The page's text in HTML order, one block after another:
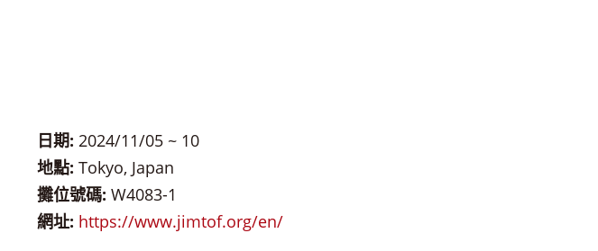
日期: 2024/11/05 ~ 10
地點: Tokyo, Japan
攤位號碼: W4083-1
網址: https://www.jimtof.org/en/